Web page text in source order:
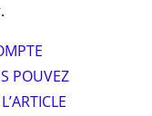
POUVEZ